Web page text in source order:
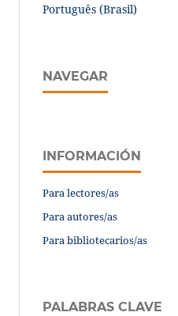
Português (Brasil)
NAVEGAR
INFORMACIÓN
Para lectores/as
Para autores/as
Para bibliotecarios/as
PALABRAS CLAVE